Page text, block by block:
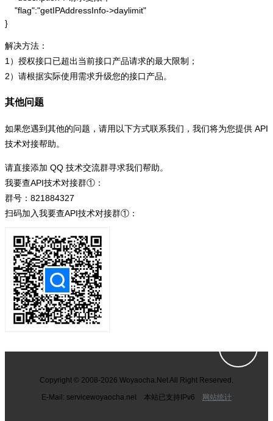
    "flag":"getIPAddressInfo->daylimit"
}
解决方法：
1）授权接口已超出当前接口产品请求的最大限制；
2）请根据实际使用需求升级您的接口产品。
其他问题
如果您遇到其他的问题，请用以下方式联系我们，我们将为您提供 API
技术对接帮助。
请直接添加 QQ 技术交流群寻求我们帮助。
我要查API技术对接群①：
群号：821884327
扫码加入我要查API技术对接群①：
Copyright © 2008-2026 Woyaocha.Net All Right Reserved.
E-Mail: servicewoyaocha.net 本站已支持IPv6 网站统计